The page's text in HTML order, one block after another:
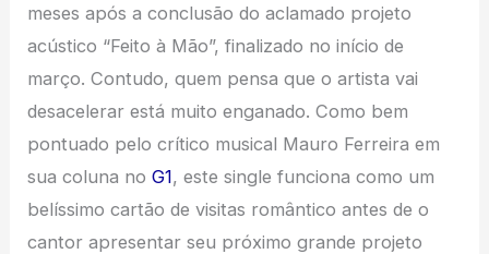
meses após a conclusão do aclamado projeto
acústico “Feito à Mão”, finalizado no início de
março. Contudo, quem pensa que o artista vai
desacelerar está muito enganado. Como bem
pontuado pelo crítico musical Mauro Ferreira em
sua coluna noG1, este single funciona como um
belíssimo cartão de visitas romântico antes de o
cantor apresentar seu próximo grande projeto